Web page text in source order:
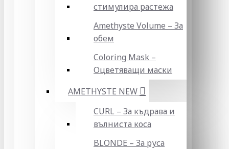
стимулира растежа
Amethyste Volume – За
обем
Coloring Mask –
Оцветяващи маски
AMETHYSTE NEW
CURL – За къдрава и
вълниста коса
BLONDE – За руса